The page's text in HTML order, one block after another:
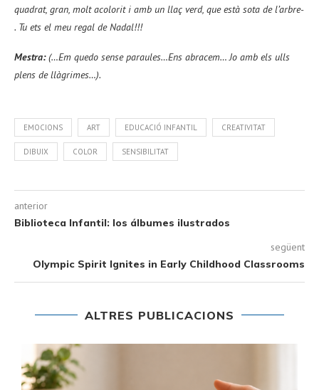
quadrat, gran, molt acolorit i amb un llaç verd, que està sota de l’arbre-
. Tu ets el meu regal de Nadal!!!
Mestra:(…Em quedo sense paraules…Ens abracem… Jo amb els ulls
plens de llàgrimes…).
EMOCIONS ART EDUCACIÓ INFANTIL CREATIVITAT
DIBUIX COLOR SENSIBILITAT
anterior
Biblioteca Infantil: los álbumes ilustrados
següent
Olympic Spirit Ignites in Early Childhood Classrooms
ALTRES PUBLICACIONS